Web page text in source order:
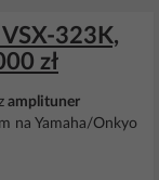
323K,
zł
amplituner
na Yamaha/Onkyo